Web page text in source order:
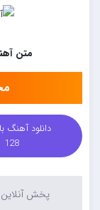
متن
دانلود آهنگ
128
پخش